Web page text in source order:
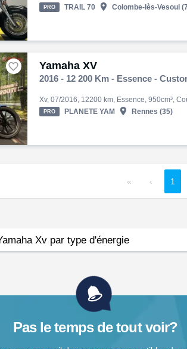
PRO TRAIL 70  Colombe-lès-Vesoul
Yamaha XV

2016 - 12 200 Km - Essence -
PRO PLANETE YAM  Rennes (35)
« ‹ 1
Xv par type d'énergie
Pas le temps de tout voir­?